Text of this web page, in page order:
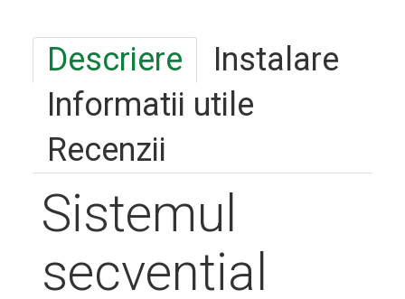
Descriere
Instalare
Informatii utile
Recenzii
Sistemul
secvential